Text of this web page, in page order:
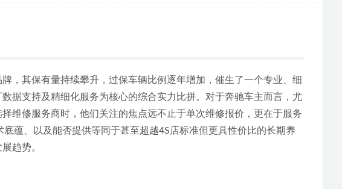
，其保有量持续攀升，过保车辆比例逐年增加，催生了一个专业、细
据支持及精细化服务为核心的综合实力比拼。对于奔驰车主而言，尤
维修服务商时，他们关注的焦点远不止于单次维修报价，更在于服务
蕴、以及能否提供等同于甚至超越4S店标准但更具性价比的长期养
趋势。